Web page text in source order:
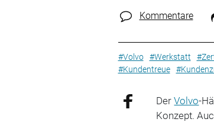
Kommentare
#Volvo #Werkstatt
#Kundentreue
DerVolvo-
Konzept.